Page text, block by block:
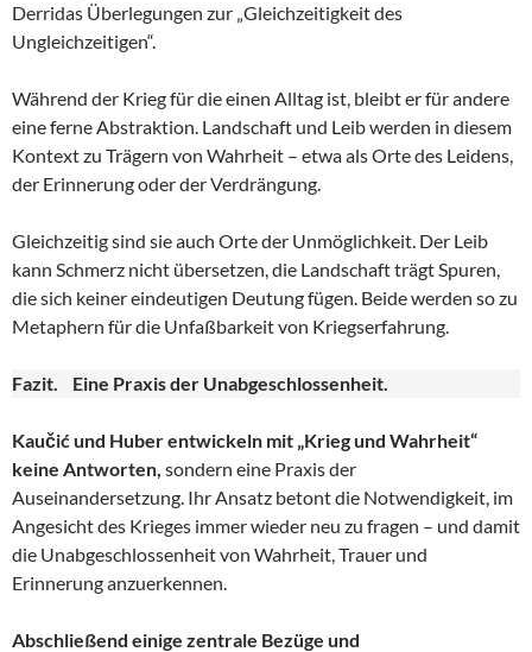
Derridas Überlegungen zur „Gleichzeitigkeit des
Ungleichzeitigen“.
Während der Krieg für die einen Alltag ist, bleibt er für andere
eine ferne Abstraktion. Landschaft und Leib werden in diesem
Kontext zu Trägern von Wahrheit – etwa als Orte des Leidens,
der Erinnerung oder der Verdrängung.
Gleichzeitig sind sie auch Orte der Unmöglichkeit. Der Leib
kann Schmerz nicht übersetzen, die Landschaft trägt Spuren,
die sich keiner eindeutigen Deutung fügen. Beide werden so zu
Metaphern für die Unfaßbarkeit von Kriegserfahrung.
Fazit. Eine Praxis der Unabgeschlossenheit.
Kaučić und Huber entwickeln mit „Krieg und Wahrheit“
keine Antworten, sondern eine Praxis der
Auseinandersetzung. Ihr Ansatz betont die Notwendigkeit, im
Angesicht des Krieges immer wieder neu zu fragen – und damit
die Unabgeschlossenheit von Wahrheit, Trauer und
Erinnerung anzuerkennen.
Abschließend einige zentrale Bezüge und